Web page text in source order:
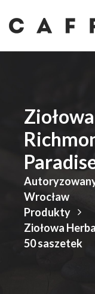
Wrocław
Produkty
Ziołowa
50 saszetek